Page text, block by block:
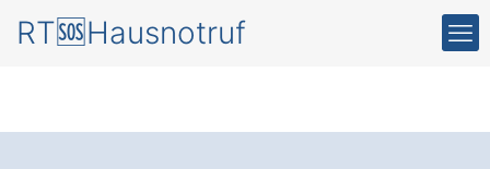
RT🆘Hausnotruf